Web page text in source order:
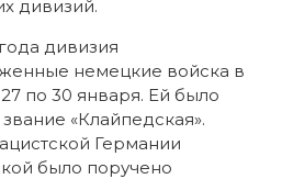
дивизий.
дивизия
немецкие войска в
по 30 января. Ей было
«Клайпедская».
Германии
было поручено